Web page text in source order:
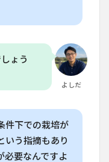
よしだ
ょう
件下での栽培が
いう指摘もあり
必要なんですよ